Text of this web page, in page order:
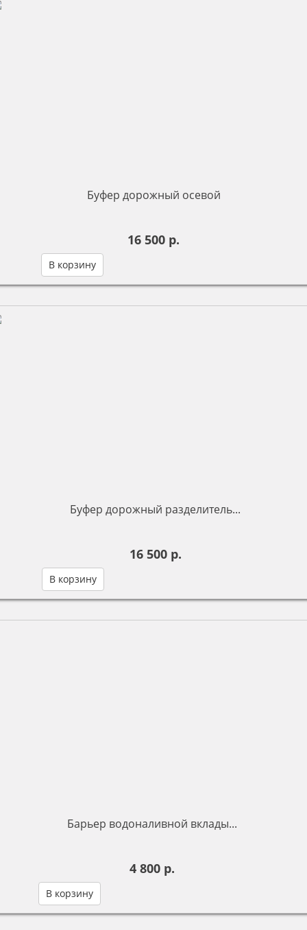
Буфер дорожный осевой
16 500 р.
В корзину
Буфер дорожный разделитель...
16 500 р.
В корзину
Барьер водоналивной вклады...
4 800 р.
В корзину